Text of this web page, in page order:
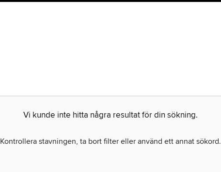
Vi kunde inte hitta några resultat för din sökning.
Kontrollera stavningen, ta bort filter eller använd ett annat sökord.